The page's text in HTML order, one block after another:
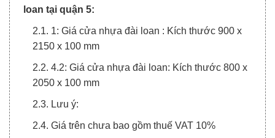
loan tại quận 5:
2.1. 1: Giá cửa nhựa đài loan : Kích thước 900 x
2150 x 100 mm
2.2. 4.2: Giá cửa nhựa đài loan: Kích thước 800 x
2050 x 100 mm
2.3. Lưu ý:
2.4. Giá trên chưa bao gồm thuế VAT 10%